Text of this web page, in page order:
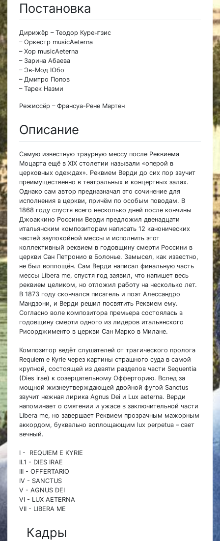
Постановка
Дирижёр – Теодор Курентзис
– Оркестр musicAeterna
– Хор musicAeterna
– Зарина Абаева
– Эв-Мод Юбо
– Дмитро Попов
– Тарек Назми
Режиссёр – Франсуа-Рене Мартен
Описание
Самую известную траурную мессу после Реквиема
Моцарта ещё в XIX столетии называли «оперой в
церковных одеждах». Реквием Верди до сих пор звучит
преимущественно в театральных и концертных залах.
Однако сам автор предназначал это сочинение для
исполнения в церкви, причём по особым поводам. В
1868 году спустя всего несколько дней после кончины
Джоаккино Россини Верди предложил двенадцати
итальянским композиторам написать 12 канонических
частей заупокойной мессы и исполнить этот
коллективный реквием в годовщину смерти Россини в
церкви Сан Петронио в Болонье. Замысел, как известно,
не был воплощён. Сам Верди написал финальную часть
мессы Libera me, спустя год заявил, что напишет весь
реквием целиком, но отложил работу на несколько лет.
В 1873 году скончался писатель и поэт Алессандро
Мандзони, и Верди решил посвятить Реквием ему.
Согласно воле композитора премьера состоялась в
годовщину смерти одного из лидеров итальянского
Рисорджименто в церкви Сан Марко в Милане.
Композитор ведёт слушателей от трагического пролога
Requiem е Kyrie через картины страшного суда в самой
крупной, состоящей из девяти разделов части Sequentia
(Dies irae) к созерцательному Офферторию. Вслед за
мощной жизнеутверждающей двойной фугой Sanctus
звучит нежная лирика Agnus Dei и Lux aeterna. Верди
напоминает о смятении и ужасе в заключительной части
Libera me, но завершает Реквием прозрачным мажорным
аккордом, буквально воплощающим lux perpetua – свет
вечный.
I - REQUIEM E KYRIE
II.1 - DIES IRAE
III - OFFERTARIO
IV - SANCTUS
V - AGNUS DEI
VI - LUX AETERNA
VII - LIBERA ME
Кадры